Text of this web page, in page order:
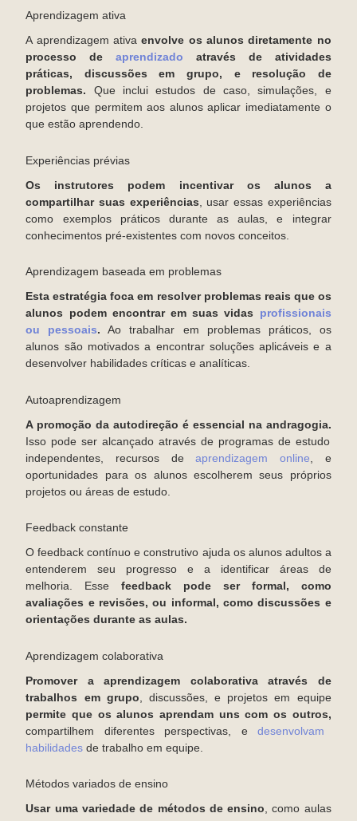
Aprendizagem ativa
A aprendizagem ativaenvolve os alunos diretamente no
processo deaprendizado através de atividades
práticas, discussões em grupo, e resolução de
problemas. Que inclui estudos de caso, simulações, e
projetos que permitem aos alunos aplicar imediatamente o
que estão aprendendo.
Experiências prévias
Os instrutores podem incentivar os alunos a
compartilhar suas experiências , usar essas experiências
como exemplos práticos durante as aulas, e integrar
conhecimentos pré-existentes com novos conceitos.
Aprendizagem baseada em problemas
Esta estratégia foca em resolver problemas reais que os
alunos podem encontrar em suas vidas profissionais
ou pessoais. Ao trabalhar em problemas práticos, os
alunos são motivados a encontrar soluções aplicáveis e a
desenvolver habilidades críticas e analíticas.
Autoaprendizagem
A promoção da autodireção é essencial na andragogia.
Isso pode ser alcançado através de programas de estudo
independentes, recursos deaprendizagem online , e
oportunidades para os alunos escolherem seus próprios
projetos ou áreas de estudo.
Feedback constante
O feedback contínuo e construtivo ajuda os alunos adultos a
entenderem seu progresso e a identificar áreas de
melhoria. Esse feedback pode ser formal, como
avaliações e revisões, ou informal, como discussões e
orientações durante as aulas.
Aprendizagem colaborativa
Promover a aprendizagem colaborativa através de
trabalhos em grupo , discussões, e projetos em equipe
permite que os alunos aprendam uns com os outros,
compartilhem diferentes perspectivas, edesenvolvam
habilidades de trabalho em equipe.
Métodos variados de ensino
Usar uma variedade de métodos de ensino, como aulas